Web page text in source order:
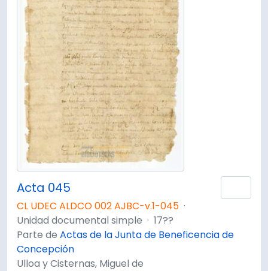
Acta 045
CL UDEC ALDCO 002 AJBC-v.1-045 ·
Unidad documental simple · 17??
Parte de Actas de la Junta de Beneficencia de
Concepción
Ulloa y Cisternas, Miguel de